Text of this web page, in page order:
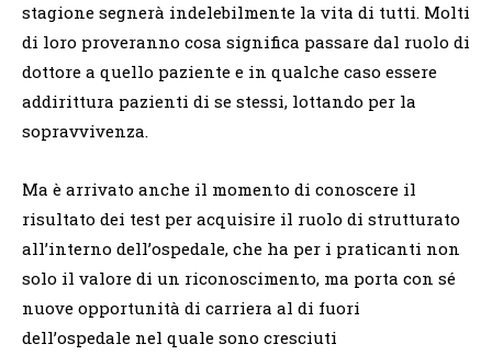
stagione segnerà indelebilmente la vita di tutti. Molti
di loro proveranno cosa significa passare dal ruolo di
dottore a quello paziente e in qualche caso essere
addirittura pazienti di se stessi, lottando per la
sopravvivenza.
Ma è arrivato anche il momento di conoscere il
risultato dei test per acquisire il ruolo di strutturato
all’interno dell’ospedale, che ha per i praticanti non
solo il valore di un riconoscimento, ma porta con sé
nuove opportunità di carriera al di fuori
dell’ospedale nel quale sono cresciuti